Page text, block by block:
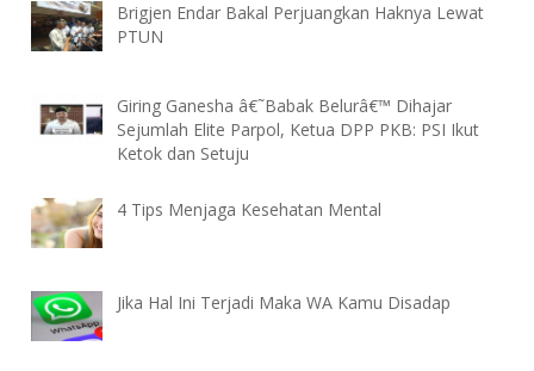
Brigjen Endar Bakal Perjuangkan Haknya Lewat
PTUN
Giring Ganesha â€˜Babak Belurâ€™ Dihajar
Sejumlah Elite Parpol, Ketua DPP PKB: PSI Ikut
Ketok dan Setuju
4 Tips Menjaga Kesehatan Mental
Jika Hal Ini Terjadi Maka WA Kamu Disadap